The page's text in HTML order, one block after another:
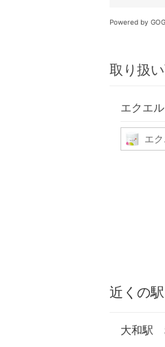
Powered by
取り扱
エクエ
エ
近くの駅
大和駅